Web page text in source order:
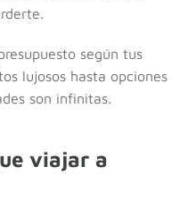
según tus
lujosos hasta opciones
son infinitas.
viajar a